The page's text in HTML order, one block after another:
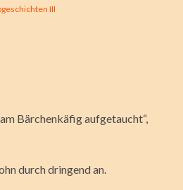
III
Bärchenkäfig aufgetaucht“,
durch dringend an.